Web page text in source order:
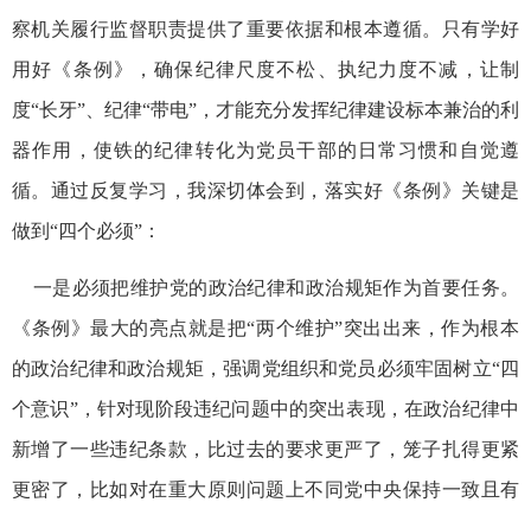
察机关履行监督职责提供了重要依据和根本遵循。只有学好
用好《条例》，确保纪律尺度不松、执纪力度不减，让制
度“长牙”、纪律“带电”，才能充分发挥纪律建设标本兼治的利
器作用，使铁的纪律转化为党员干部的日常习惯和自觉遵
循。通过反复学习，我深切体会到，落实好《条例》关键是
做到“四个必须”：
一是必须把维护党的政治纪律和政治规矩作为首要任务。
《条例》最大的亮点就是把“两个维护”突出出来，作为根本
的政治纪律和政治规矩，强调党组织和党员必须牢固树立“四
个意识”，针对现阶段违纪问题中的突出表现，在政治纪律中
新增了一些违纪条款，比过去的要求更严了，笼子扎得更紧
更密了，比如对在重大原则问题上不同党中央保持一致且有